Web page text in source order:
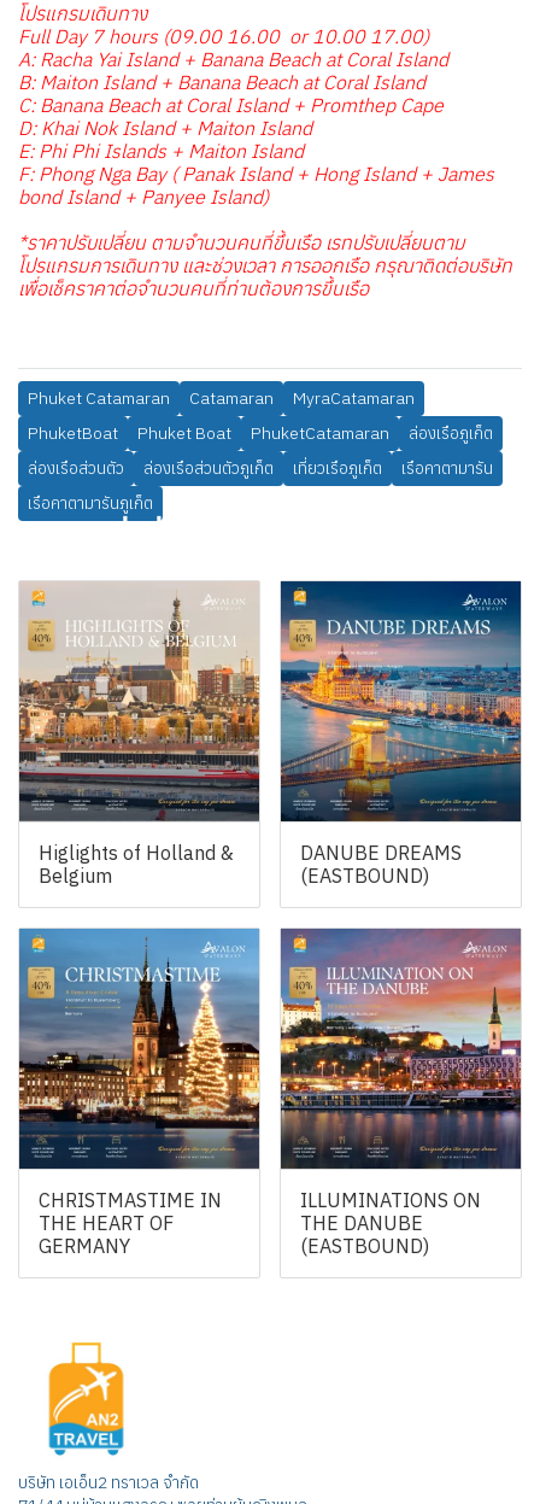
โปรแกรมเดินทาง
Full Day 7 hours (09.00 16.00 or 10.00 17.00)
A: Racha Yai Island + Banana Beach at Coral Island
B: Maiton Island + Banana Beach at Coral Island
C: Banana Beach at Coral Island + Promthep Cape
D: Khai Nok Island + Maiton Island
E: Phi Phi Islands + Maiton Island
F: Phong Nga Bay ( Panak Island + Hong Island + James
bond Island + Panyee Island)
*ราคาปรับเปลี่ยน ตามจำนวนคนที่ขึ้นเรือ เรทปรับเปลี่ยนตาม
โปรแกรมการเดินทาง และช่วงเวลา การออกเรือ กรุณาติดต่อบริษัท
เพื่อเช็คราคาต่อจำนวนคนที่ท่านต้องการขึ้นเรือ
Phuket Catamaran Catamaran
MyraCatamaran
PhuketBoat
Phuket Boat PhuketCatamaran
ล่องเรือภูเก็ต
ล่องเรือส่วนตัว
ล่องเรือส่วนตัวภูเก็ต เที่ยวเรือภูเก็ต
เรือคาตามารัน
เรือคาตามารันภูเก็ต
Higlights of Holland &
Belgium
DANUBE DREAMS
(EASTBOUND)
CHRISTMASTIME IN
THE HEART OF
GERMANY
ILLUMINATIONS ON
THE DANUBE
(EASTBOUND)
บริษัท เอเอ็น2 ทราเวล จำกัด